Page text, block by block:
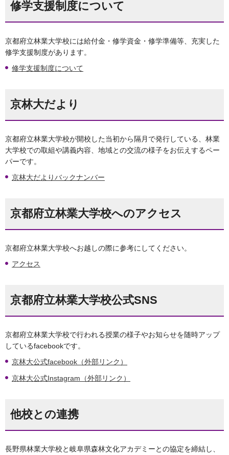
修学支援制度について
京都府立林業大学校には給付金・修学資金・修学準備等、充実した
修学支援制度があります。
修学支援制度について
京林大だより
京都府立林業大学校が開校した当初から隔月で発行している、林業
大学校での取組や講義内容、地域との交流の様子をお伝えするペー
パーです。
京林大だよりバックナンバー
京都府立林業大学校へのアクセス
京都府立林業大学校へお越しの際に参考にしてください。
アクセス
京都府立林業大学校公式SNS
京都府立林業大学校で行われる授業の様子やお知らせを随時アップ
しているfacebookです。
京林大公式facebook（外部リンク）
京林大公式Instagram（外部リンク）
他校との連携
長野県林業大学校と岐阜県森林文化アカデミーとの協定を締結し、